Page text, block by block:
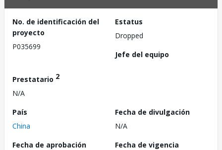
No. de identificación del
proyecto
P035699
Estatus
Dropped
Jefe del equipo
Prestatario 2
N/A
País
China
Fecha de divulgación
N/A
Fecha de aprobación
Fecha de vigencia